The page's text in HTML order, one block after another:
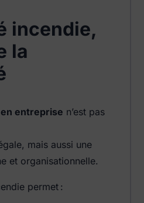
incendie,
la
entreprise n’est pas
mais aussi une
et organisationnelle.
permet :